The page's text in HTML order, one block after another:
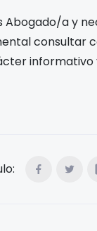
Abogado/a y
consultar
informativo